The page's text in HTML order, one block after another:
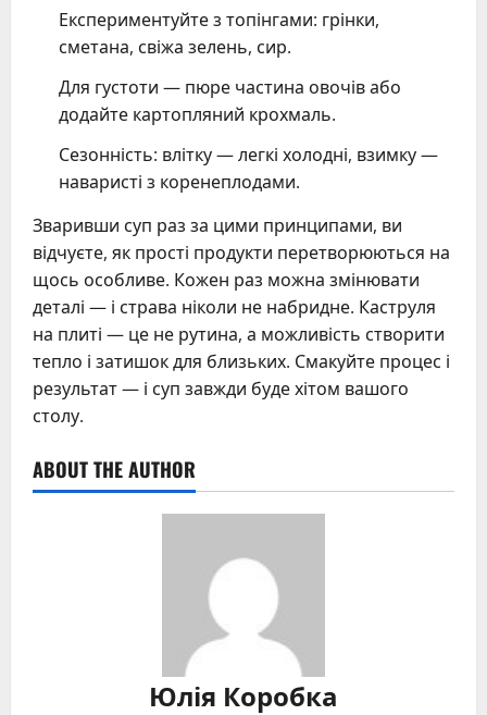
Експериментуйте з топінгами: грінки,
сметана, свіжа зелень, сир.
Для густоти — пюре частина овочів або
додайте картопляний крохмаль.
Сезонність: влітку — легкі холодні, взимку —
наваристі з коренеплодами.
Зваривши суп раз за цими принципами, ви
відчуєте, як прості продукти перетворюються на
щось особливе. Кожен раз можна змінювати
деталі — і страва ніколи не набридне. Каструля
на плиті — це не рутина, а можливість створити
тепло і затишок для близьких. Смакуйте процес і
результат — і суп завжди буде хітом вашого
столу.
ABOUT THE AUTHOR
Юлія Коробка